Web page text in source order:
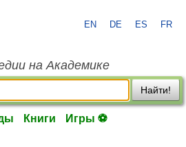
EN DE ES FR
на Академике
Найти!
Книги Игры ⚽